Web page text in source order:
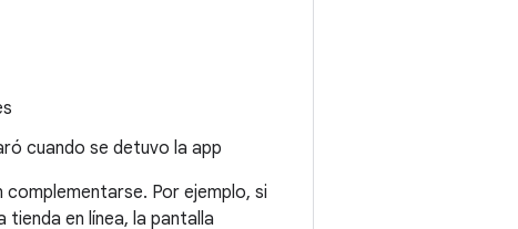
cuando se detuvo la app
Por ejemplo, si
tienda en línea, la pantalla